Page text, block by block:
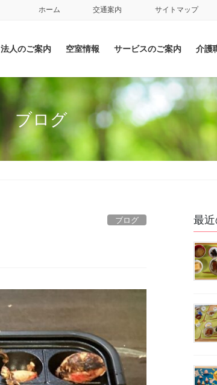
ホーム 交通案内 サイトマップ
法人のご案内 空室情報 サービスのご案内 介護
ブログ
ブログ 最